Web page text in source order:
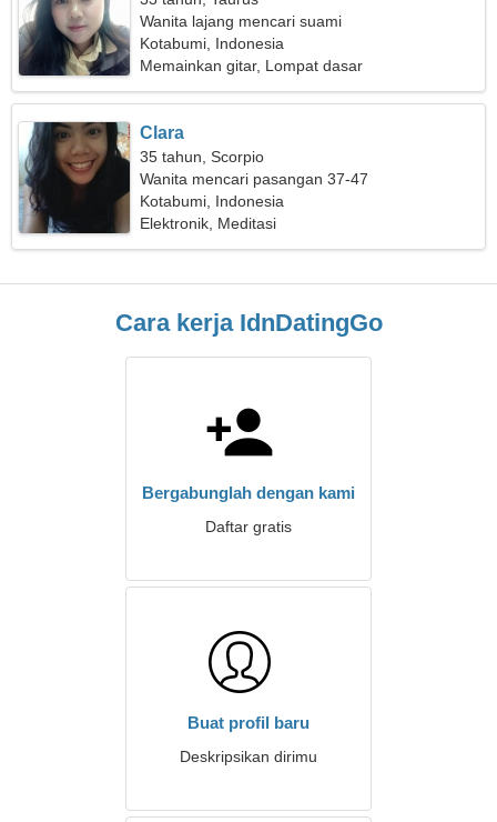
Wanita lajang mencari suami
Kotabumi, Indonesia
Memainkan gitar, Lompat dasar
Clara
35 tahun, Scorpio
Wanita mencari pasangan 37-47
Kotabumi, Indonesia
Elektronik, Meditasi
Cara kerja IdnDatingGo
Bergabunglah dengan kami
Daftar gratis
Buat profil baru
Deskripsikan dirimu